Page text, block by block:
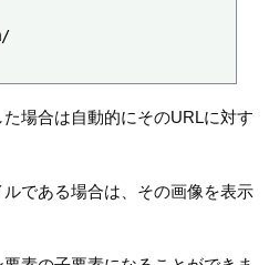
場合は自動的にそのURLに対す
である場合は、その画像を表示